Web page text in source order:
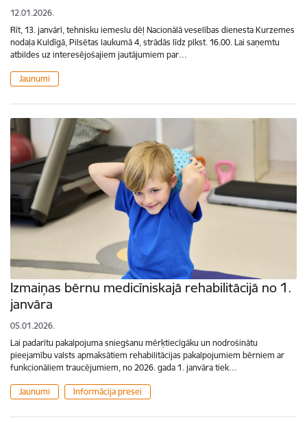
12.01.2026.
Rīt, 13. janvārī, tehnisku iemeslu dēļ Nacionālā veselības dienesta Kurzemes
nodaļa Kuldīgā, Pilsētas laukumā 4, strādās līdz plkst. 16.00. Lai saņemtu
atbildes uz interesējošajiem jautājumiem par…
Jaunumi
Izmaiņas bērnu medicīniskajā rehabilitācijā no 1.
janvāra
05.01.2026.
Lai padarītu pakalpojuma sniegšanu mērķtiecīgāku un nodrošinātu
pieejamību valsts apmaksātiem rehabilitācijas pakalpojumiem bērniem ar
funkcionāliem traucējumiem, no 2026. gada 1. janvāra tiek…
Jaunumi Informācija presei